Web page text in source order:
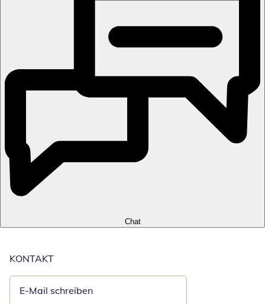
Chat
KONTAKT
E-Mail schreiben
Öffnet E-Mail-Client